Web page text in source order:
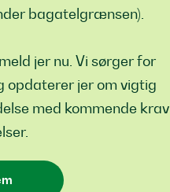
bagatelgrænsen).
jer nu. Vi sørger for
opdaterer jer om vigtig
med kommende krav